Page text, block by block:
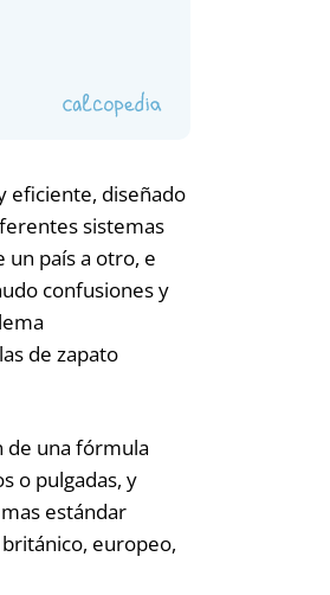
eficiente, diseñado
sistemas
país a otro, e
confusiones y
de zapato
de una fórmula
o pulgadas, y
estándar
europeo,